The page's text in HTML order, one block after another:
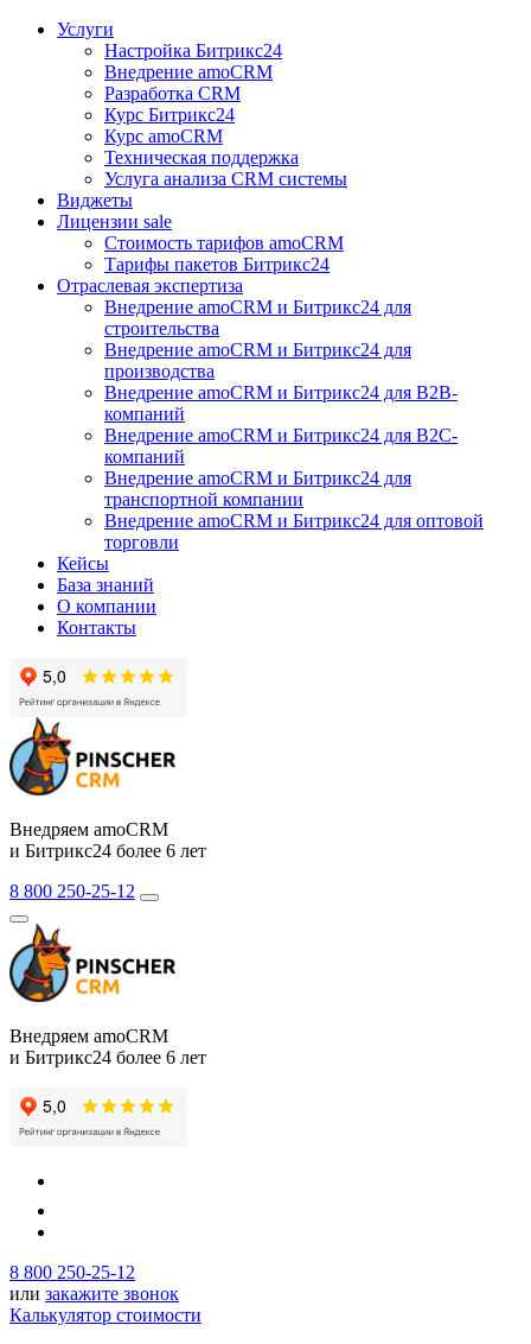
Услуги
Настройка Битрикс24
Внедрение amoCRM
Разработка CRM
Курс Битрикс24
Курс amoCRM
Техническая поддержка
Услуга анализа CRM системы
Виджеты
Лицензии sale
Стоимость тарифов amoCRM
Тарифы пакетов Битрикс24
Отраслевая экспертиза
Внедрение amoCRM и Битрикс24 для
строительства
Внедрение amoCRM и Битрикс24 для
производства
Внедрение amoCRM и Битрикс24 для В2В-
компаний
Внедрение amoCRM и Битрикс24 для В2С-
компаний
Внедрение amoCRM и Битрикс24 для
транспортной компании
Внедрение amoCRM и Битрикс24 для оптовой
торговли
Кейсы
База знаний
О компании
Контакты
Внедряем amoCRM
и Битрикс24 более 6 лет
8 800 250-25-12
Внедряем amoCRM
и Битрикс24 более 6 лет
8 800 250-25-12
или закажите звонок
Калькулятор стоимости